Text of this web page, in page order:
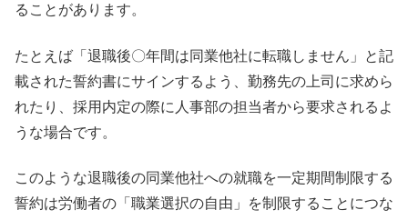
ることがあります。
たとえば「退職後〇年間は同業他社に転職しません」と記
載された誓約書にサインするよう、勤務先の上司に求めら
れたり、採用内定の際に人事部の担当者から要求されるよ
うな場合です。
このような退職後の同業他社への就職を一定期間制限する
誓約は労働者の「職業選択の自由」を制限することにつな